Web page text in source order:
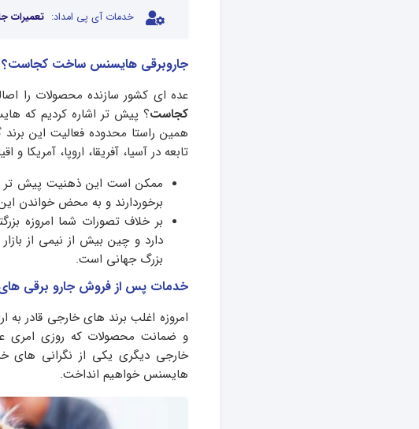
خدمات آی پی امداد: تعمیرات
جاروبرقی هایسنس ساخت کجاست؟
عده ای کشور سازنده محصولات را
کجاست؟ پیش تر اشاره کردیم که
تابعه در آسیا، آفریقا، اروپا، آمریکا و
ممکن است این ذهنیت پیش تر
برخوردارند و به محض خواندن
بر خلاف تصورات شما امروزه
دارد و چین بیش از نیمی از
بزرگ جهانی است.
خدمات پس از فروش جارو برقی
امروزه اغلب برند های خارجی قادر
و ضمانت محصولات که روزی امری
خارجی دیگری یکی از نگرانی های
هایسنس خواهیم انداخت.